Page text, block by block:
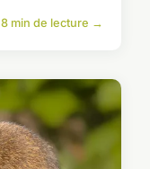
8 min de lecture →